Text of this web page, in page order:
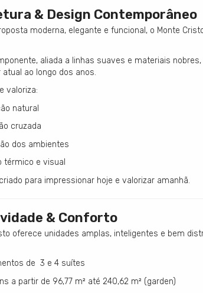
& Design Contemporâneo
moderna, elegante e funcional, o Monte
aliada a linhas suaves e materiais
ao longo dos anos.
valoriza:
natural
cruzada
dos ambientes
térmico e visual
para impressionar hoje e valorizar amanhã.
& Conforto
oferece unidades amplas, inteligentes e bem
de 3 e 4 suítes
a partir de 96,77 m² até 240,62 m² (garden)